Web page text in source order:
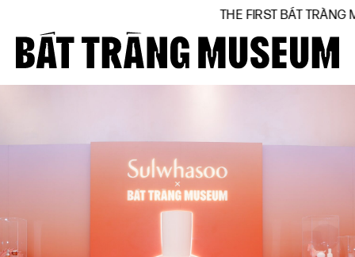
THE FIRST BÁT TRÀNG MUSEUM BYClose
Trang chủ
Hiện vật
BTMA
Tham quan